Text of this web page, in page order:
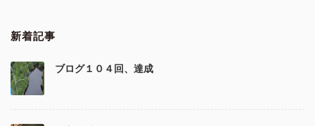
新着記事
ブログ１０４回、達成